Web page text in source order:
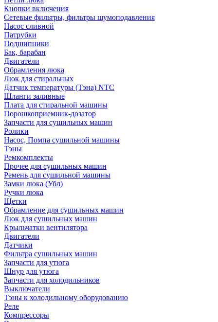
Кнопки включения
Сетевые фильтры, фильтры шумоподавления
Насос сливной
Патрубки
Подшипники
Бак, барабан
Двигатели
Обрамления люка
Люк для стиральных
Датчик температуры (Тэна) NTC
Шланги заливные
Плата для стиральной машины
Порошкоприемник-дозатор
Запчасти для сушильных машин
Ролики
Насос, Помпа сушильной машины
Тэны
Ремкомплекты
Прочее для сушильных машин
Ремень для сушильной машины
Замки люка (Убл)
Ручки люка
Щетки
Обрамление для сушильных машин
Люк для сушильных машин
Крыльчатки вентилятора
Двигатели
Датчики
Фильтра сушильных машин
Запчасти для утюга
Шнур для утюга
Запчасти для холодильников
Выключатели
Тэны к холодильному оборудованию
Реле
Компрессоры